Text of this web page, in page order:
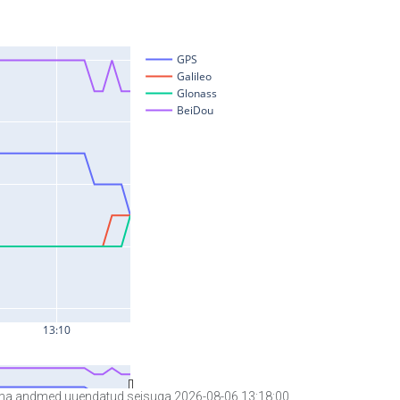
andmed uuendatud seisuga 2026-08-06 13:18:00